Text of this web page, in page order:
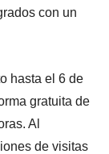
con un
hasta el 6 de
gratuita de
Al
de visitas